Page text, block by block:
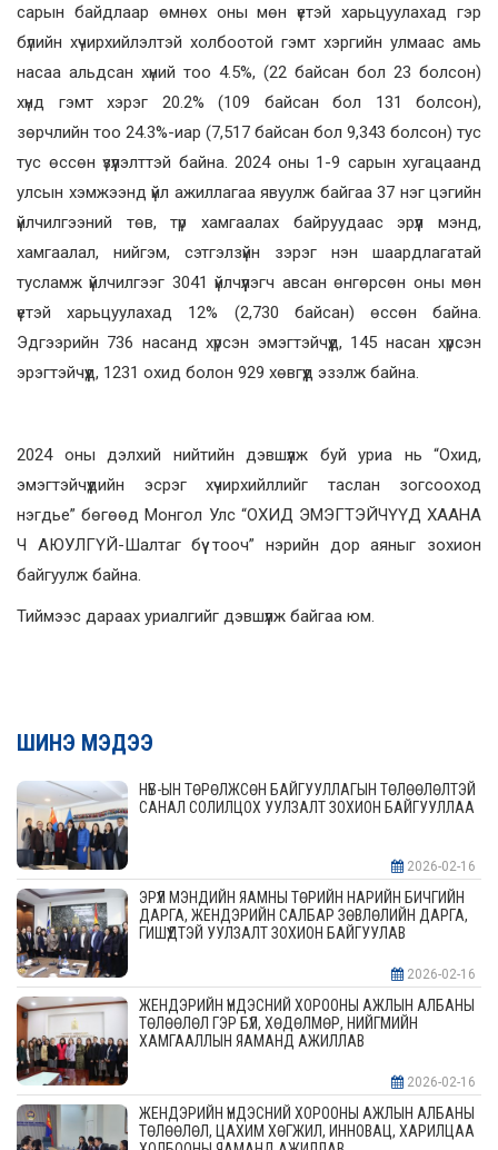
сарын байдлаар өмнөх оны мөн үетэй харьцуулахад гэр
бүлийн хүчирхийлэлтэй холбоотой гэмт хэргийн улмаас амь
насаа альдсан хүний тоо 4.5%, (22 байсан бол 23 болсон)
хүнд гэмт хэрэг 20.2% (109 байсан бол 131 болсон),
зөрчлийн тоо 24.3%-иар (7,517 байсан бол 9,343 болсон) тус
тус өссөн үзүүлэлттэй байна. 2024 оны 1-9 сарын хугацаанд
улсын хэмжээнд үйл ажиллагаа явуулж байгаа 37 нэг цэгийн
үйлчилгээний төв, түр хамгаалах байруудаас эрүүл мэнд,
хамгаалал, нийгэм, сэтгэлзүйн зэрэг нэн шаардлагатай
тусламж үйлчилгээг 3041 үйлчүүлэгч авсан өнгөрсөн оны мөн
үетэй харьцуулахад 12% (2,730 байсан) өссөн байна.
Эдгээрийн 736 насанд хүрсэн эмэгтэйчүүд, 145 насан хүрсэн
эрэгтэйчүүд, 1231 охид болон 929 хөвгүүд эзэлж байна.
2024 оны дэлхий нийтийн дэвшүүлж буй уриа нь “Охид,
эмэгтэйчүүдийн эсрэг хүчирхийллийг таслан зогсооход
нэгдье” бөгөөд Монгол Улс “ОХИД ЭМЭГТЭЙЧҮҮД ХААНА
Ч АЮУЛГҮЙ-Шалтаг бүү тооч” нэрийн дор аяныг зохион
байгуулж байна.
Тиймээс дараах уриалгийг дэвшүүлж байгаа юм.
ШИНЭ МЭДЭЭ
НҮБ-ЫН ТӨРӨЛЖСӨН БАЙГУУЛЛАГЫН ТӨЛӨӨЛӨЛТЭЙ
САНАЛ СОЛИЛЦОХ УУЛЗАЛТ ЗОХИОН БАЙГУУЛЛАА
2026-02-16
ЭРҮҮЛ МЭНДИЙН ЯАМНЫ ТӨРИЙН НАРИЙН БИЧГИЙН
ДАРГА, ЖЕНДЭРИЙН САЛБАР ЗӨВЛӨЛИЙН ДАРГА,
ГИШҮҮДТЭЙ УУЛЗАЛТ ЗОХИОН БАЙГУУЛАВ
2026-02-16
ЖЕНДЭРИЙН ҮНДЭСНИЙ ХОРООНЫ АЖЛЫН АЛБАНЫ
ТӨЛӨӨЛӨЛ ГЭР БҮЛ, ХӨДӨЛМӨР, НИЙГМИЙН
ХАМГААЛЛЫН ЯАМАНД АЖИЛЛАВ
2026-02-16
ЖЕНДЭРИЙН ҮНДЭСНИЙ ХОРООНЫ АЖЛЫН АЛБАНЫ
ТӨЛӨӨЛӨЛ, ЦАХИМ ХӨГЖИЛ, ИННОВАЦ, ХАРИЛЦАА